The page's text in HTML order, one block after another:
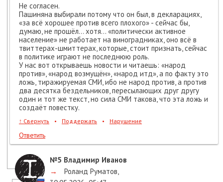
Не согласен.
Пашиняна выбирали потому что он был, в декларациях,
«за всё хорошее против всего плохого» - сейчас бы,
думаю, не прошёл… хотя… «политически активное
население» не работает на виноградниках, оно всё в
твиттерах-шмиттерах, которые, стоит признать, сейчас
в политике играют не последнюю роль.
У нас вот открываешь новости и читаешь: «народ
против», «народ возмущён», «народ итд», а по факту это
ложь, тиражируемая СМИ, ибо не народ против, а против
два десятка бездельников, пересылающих друг другу
один и тот же текст, но сила СМИ такова, что эта ложь и
создаёт повестку.
↑ Свернуть • Поддержать • Нарушение
Ответить
№5 Владимир Иванов
→
Роланд Руматов,